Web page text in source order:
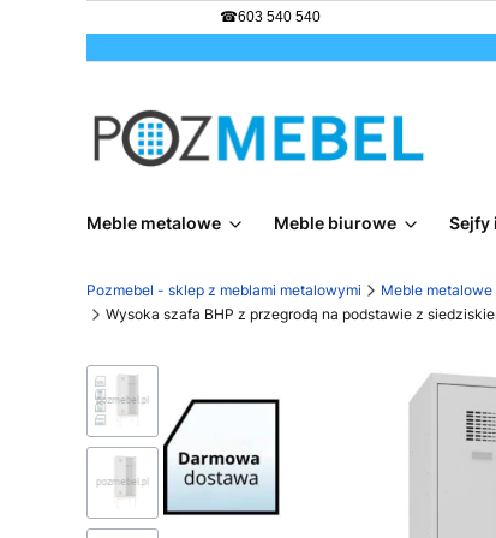
☎603 540 540
Meble metalowe Meble biurowe Sejfy
Pozmebel - sklep z meblami metalowymi Meble metalowe
Wysoka szafa BHP z przegrodą na podstawie z